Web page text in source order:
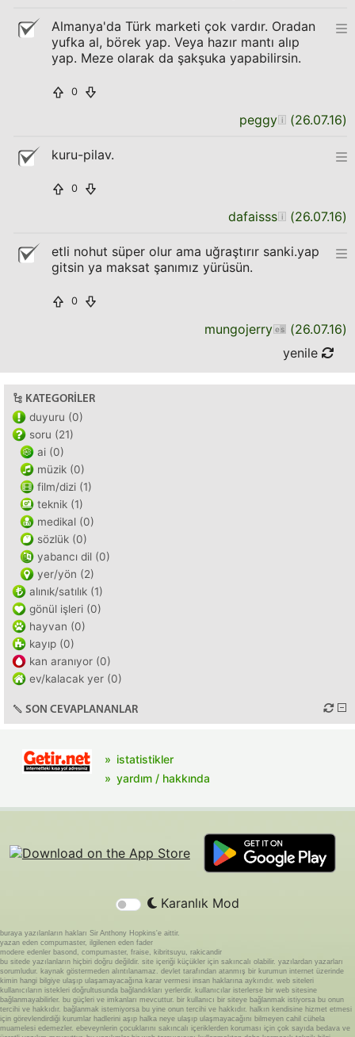
Almanya'da Türk marketi çok vardır. Oradan
yufka al, börek yap. Veya hazır mantı alıp
yap. Meze olarak da şakşuka yapabilirsin.
0
peggy (26.07.16)
kuru-pilav.
0
dafaisss (26.07.16)
etli nohut süper olur ama uğraştırır sanki.yap
gitsin ya maksat şanımız yürüsün.
0
mungojerry (26.07.16)
yenile
KATEGORILER
duyuru (0)
soru (21)
ai (0)
müzik (0)
film/dizi (1)
teknik (1)
medikal (0)
sözlük (0)
yabancı dil (0)
yer/yön (2)
alınık/satılık (1)
gönül işleri (0)
hayvan (0)
kayıp (0)
kan aranıyor (0)
ev/kalacak yer (0)
SON CEVAPLANANLAR
istatistikler
yardım / hakkında
Karanlık Mod
buraya yazılanların hakları Sir Anthony Hopkins'e aittir.
yazan eden compumaster, ilgilenen eden fader
modere edenler basond, compumaster, fraise, kibritsuyu, rakicandir
bu sitede yazılanların hiçbiri doğru değildir. site içeriği küçükler için sakıncalı olabilir. yazılardan yazarları
sorumludur. kaynak göstermeden alıntılanamaz. devlet tarafından atanmış bir kurumun internet üzerinde
kimin hangi bilgiye ulaşıp ulaşamayacağına karar vermesi insan haklarına aykırıdır. web siteleri
kullanıcıların istekleri doğrultusunda bağlandıkları yerlerdir. kullanıcılar isterlerse bir web sitesine
bağlanmayabilirler. bu güçleri ve imkanları mevcuttur. bir kullanıcı bir siteye bağlanmak istiyorsa bu onun
tercihi ve hakkıdır. bağlanmak istemiyorsa bu yine onun tercihi ve hakkıdır. halkın kendisine hizmet etmesi
için görevlendirdiği kurumlar hadlerini aşıp halka neye ulaşıp ulaşmayacağını bilmeyen cahil cühela
muamelesi edemezler. ebeveynlerin çocuklarını sakıncalı içeriklerden koruması için çok sayıda bedava ve